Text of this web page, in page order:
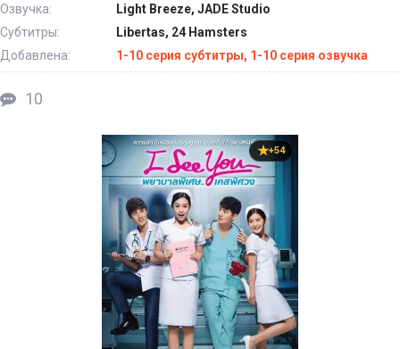
Озвучка:
Light Breeze, JADE Studio
Субтитры:
Libertas, 24 Hamsters
Добавлена:
1-10 серия субтитры, 1-10 серия озвучка
10
+54